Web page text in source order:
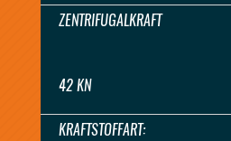
ZENTRIFUGALKRAFT
42 KN
KRAFTSTOFFART: